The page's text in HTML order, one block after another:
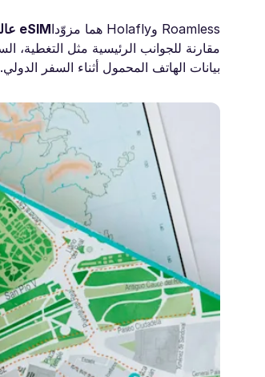
eSIM عالمي
بيانات الهاتف المحمول أثناء السفر الدولي.